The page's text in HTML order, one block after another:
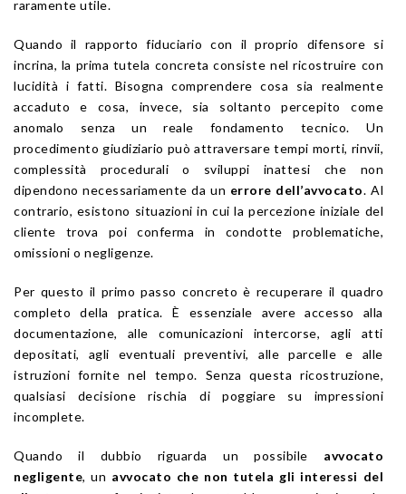
raramente utile.
Quando il rapporto fiduciario con il proprio difensore si
incrina, la prima tutela concreta consiste nel ricostruire con
lucidità i fatti. Bisogna comprendere cosa sia realmente
accaduto e cosa, invece, sia soltanto percepito come
anomalo senza un reale fondamento tecnico. Un
procedimento giudiziario può attraversare tempi morti, rinvii,
complessità procedurali o sviluppi inattesi che non
dipendono necessariamente da un errore dell’avvocato. Al
contrario, esistono situazioni in cui la percezione iniziale del
cliente trova poi conferma in condotte problematiche,
omissioni o negligenze.
Per questo il primo passo concreto è recuperare il quadro
completo della pratica. È essenziale avere accesso alla
documentazione, alle comunicazioni intercorse, agli atti
depositati, agli eventuali preventivi, alle parcelle e alle
istruzioni fornite nel tempo. Senza questa ricostruzione,
qualsiasi decisione rischia di poggiare su impressioni
incomplete.
Quando il dubbio riguarda un possibile avvocato
negligente, un avvocato che non tutela gli interessi del